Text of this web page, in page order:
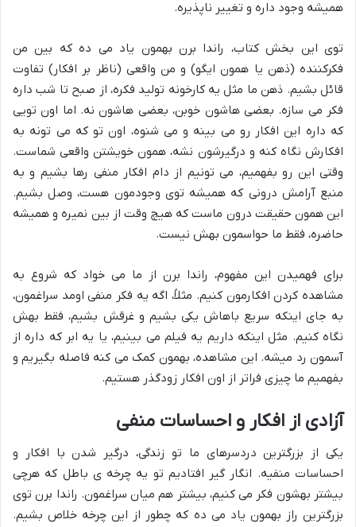
همیشه وجود داره و تغییر ناپذیره.
توی این بخش کتاب، راندا برن بهمون یاد می ده که بین من
فکرکننده (ذهن یا همون ایگو) و من واقعی (ناظر بر افکار) تفاوت
قائل بشیم. ذهن ما مثل یه کارخونه تولید فکره، از صبح تا شب داره
فکر می سازه. بعضی هاشون خوبن، بعضی هاشون نه. اما اون تویی
که داره این افکار رو می بینه و می شنوه، اون تو که می تونه به
افکارش نگاه کنه و درگیرشون نشه، همون خویشتن واقعی شماست.
وقتی این رو بفهمیم، می تونیم از دام افکار منفی رها بشیم و به
منبع آرامش درونی که همیشه توی وجودمون هست، وصل بشیم.
این همون حقیقت درون ماست که هیچ وقت از بین نمیره و همیشه
حاضره، فقط ما حواسمون بهش نیست.
برای فهمیدن این مفهوم، راندا برن از ما می خواد که شروع به
مشاهده کردن افکارمون کنیم. مثلاً، اگه یه فکر منفی اومد سراغمون،
به جای اینکه سریع باهاش یکی بشیم و غرقش بشیم، فقط بهش
نگاه کنیم. مثل اینکه داریم یه فیلم می بینیم، یا یه ابر که داره از
آسمون رد میشه. این مشاهده، بهمون کمک می کنه فاصله بگیریم و
بفهمیم ما چیزی فراتر از اون افکار زودگذر هستیم.
آزادی از افکار و احساسات منفی
یکی از بزرگترین دردسرهای ما تو زندگی، درگیر شدن با افکار و
احساسات منفیه. انگار گیر افتادیم تو یه چرخه ی باطل که هرچی
بیشتر بهشون فکر می کنیم، بیشتر هم میان سراغمون. راندا برن توی
بزرگترین راز بهمون یاد می ده که چطور از این چرخه خلاص بشیم.